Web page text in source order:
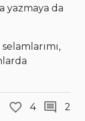
yazmaya da
4 2